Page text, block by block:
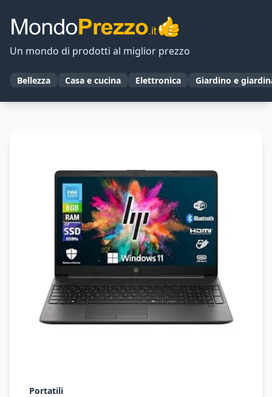
Un mondo di prodotti al miglior prezzo
Bellezza Casa e cucina Elettronica Giardino e
Portatili